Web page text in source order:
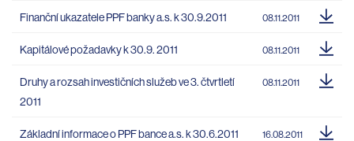
Finanční ukazatele PPF banky a.s. k 30.9.2011 08.11.2011
Kapitálové požadavky k 30.9. 2011 08.11.2011
Druhy a rozsah investičních služeb ve 3. čtvrtletí
2011
08.11.2011
Základní informace o PPF bance a.s. k 30.6.2011 16.08.2011